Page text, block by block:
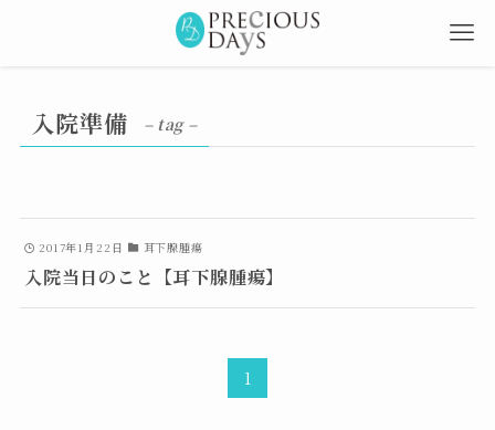
入院準備 – tag –
2017年1月22日 耳下腺腫瘍
入院当日のこと【耳下腺腫瘍】
1